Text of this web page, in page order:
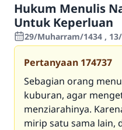
Hukum Menulis
Untuk Keperluan
29/Muharram/1434 ,
Pertanyaan 174737
Sebagian orang
kuburan, agar
menziarahinya.
mirip satu sama lain,